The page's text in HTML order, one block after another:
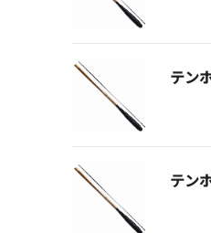
テン
テン